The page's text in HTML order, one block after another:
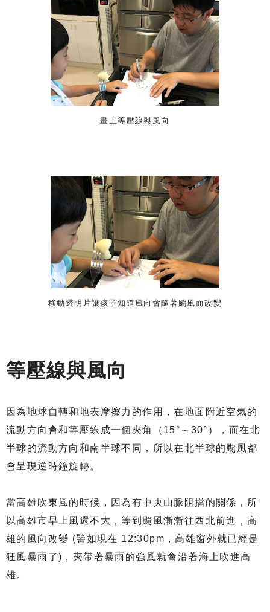
畫上等壓線與風向
移動透明片讓孩子知道風向會隨著颱風而改變
等壓線與風向
因為地球自轉和地表摩擦力的作用，在地面附近空氣的
流動方向會和等壓線成一個夾角（15°～30°），而在北
半球的流動方向和南半球不同，所以在北半球的颱風都
會呈現逆時鐘旋轉。
當高雄吹東風的時候，因為有中央山脈阻擋的關係，所
以高雄市早上風還不大，等到颱風漸漸往西北前進，高
雄的風向改變 (譬如現在 12:30pm，高雄窗外就已經是
狂風暴雨了)，夾帶著暴雨的強風就會沿著海上吹進高
雄。